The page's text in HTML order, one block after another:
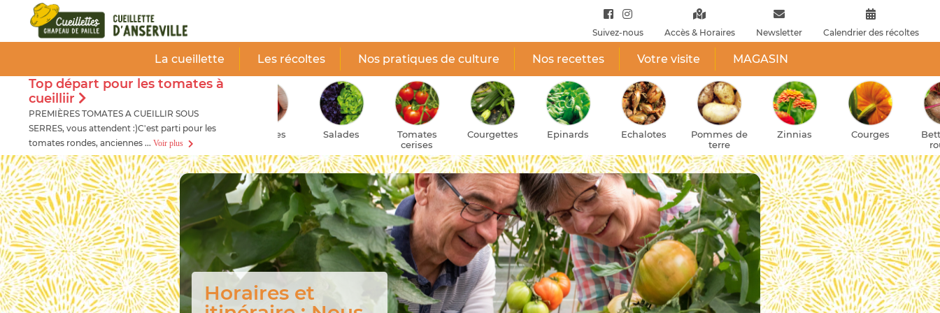
Cueillette
d'Anserville
Suivez-nous Accès & Horaires Newsletter Calendrier des récoltes
La cueillette Les récoltes Nos pratiques de culture Nos recettes Votre visite MAGASIN
Top départ pour les tomates à
cueilliir
PREMIÈRES TOMATES A CUEILLIR SOUS
SERRES, vous attendent :)C'est parti pour les
tomates rondes, anciennes ... Voir plus
Tomates
anciennes
Tomates Salades
Tomates
Courgettes Epinards Echalotes
Pommes de
Zinnias Courges
Betteraves
Découvrez nos
Panneau de gestion des cookies